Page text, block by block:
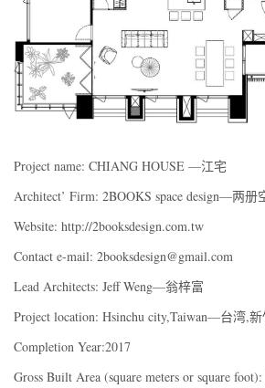
Project name: CHIANG HOUSE —江宅
Architect’ Firm: 2BOOKS space design—两册
Website: http://2booksdesign.com.tw
Contact e-mail: 2booksdesign@gmail.com
Lead Architects: Jeff Weng—翁梓富
Project location: Hsinchu city,Taiwan—台湾,
Completion Year:2017
Gross Built Area (square meters or square